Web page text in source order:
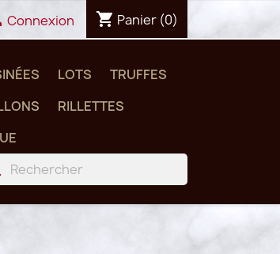
Connexion shopping_cart Panier (0)
LOTS
TRUFFES
RILLETTES